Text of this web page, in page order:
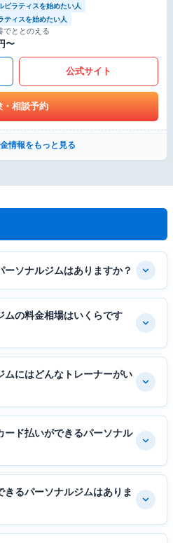
ピラティスを始めたい人
ティスを始めたい人
でととのえる
〜
公式サイト
・相談予約
情報をもっと見る
ソナルジムはありますか？
ムの料金相場はいくらです
ムにはどんなトレーナーがい
ード払いができるパーソナル
るパーソナルジムはありま